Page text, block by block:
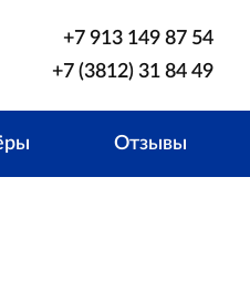
+7 913 149 87 54
+7 (3812) 31 84 49
Отзывы